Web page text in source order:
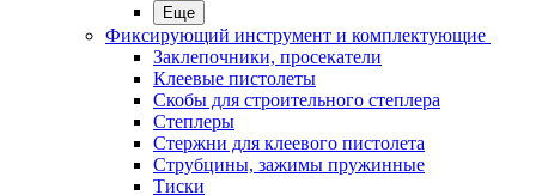
Еще
Фиксирующий инструмент и комплектующие
Заклепочники, просекатели
Клеевые пистолеты
Скобы для строительного степлера
Степлеры
Стержни для клеевого пистолета
Струбцины, зажимы пружинные
Тиски